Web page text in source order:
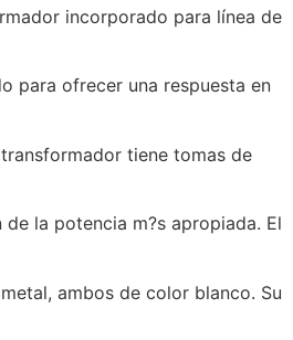
incorporado para línea de
para ofrecer una respuesta en
tiene tomas de
la potencia m?s apropiada. El
ambos de color blanco. Su